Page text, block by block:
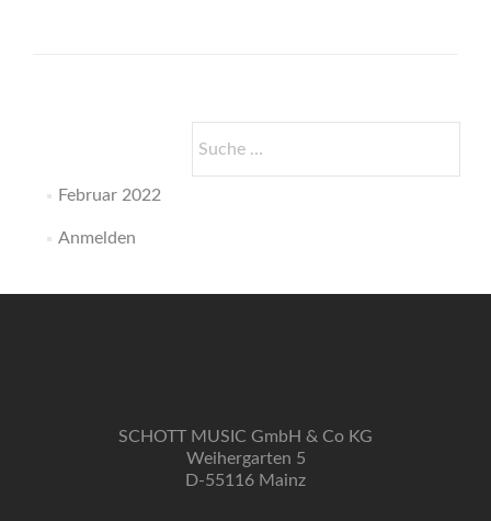
nach:
Februar 2022
Anmelden
SCHOTT MUSIC GmbH & Co KG
Weihergarten 5
D-55116 Mainz